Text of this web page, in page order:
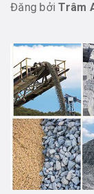
Đăng bởiTrâm